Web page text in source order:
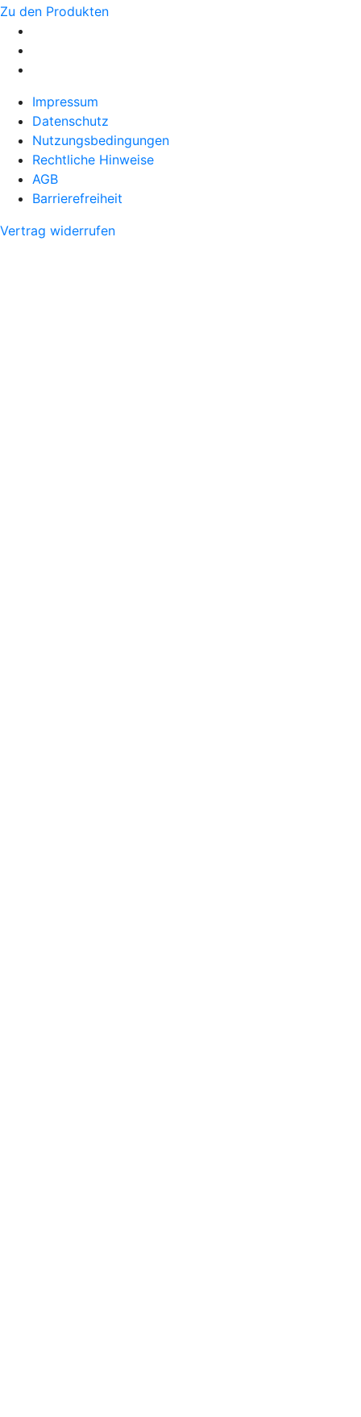
Zu den Produkten
Impressum
Datenschutz
Nutzungsbedingungen
Rechtliche Hinweise
AGB
Barrierefreiheit
Vertrag widerrufen